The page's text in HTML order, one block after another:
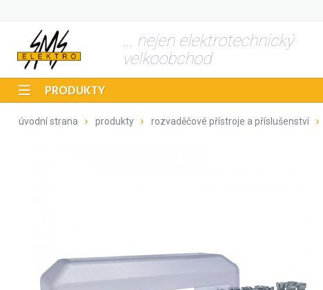
... nejen elektrotechnický
velkoobchod
PRODUKTY
úvodní strana produkty rozvaděčové přístroje a příslušenství